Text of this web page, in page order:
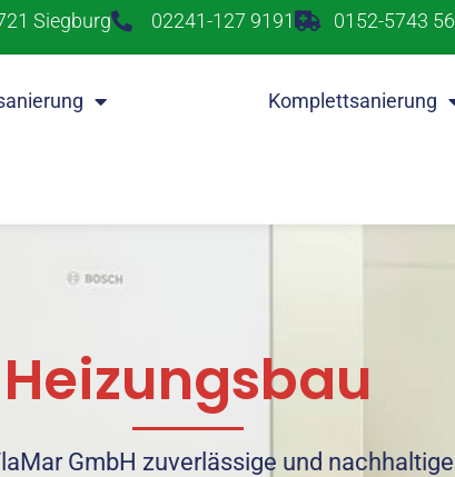
Siegburg 02241-127 9191 0152-5743
Komplettsanierung
Heizungsbau
GmbH zuverlässige und